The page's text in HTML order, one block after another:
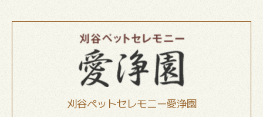
刈谷ペットセレモニー愛浄園